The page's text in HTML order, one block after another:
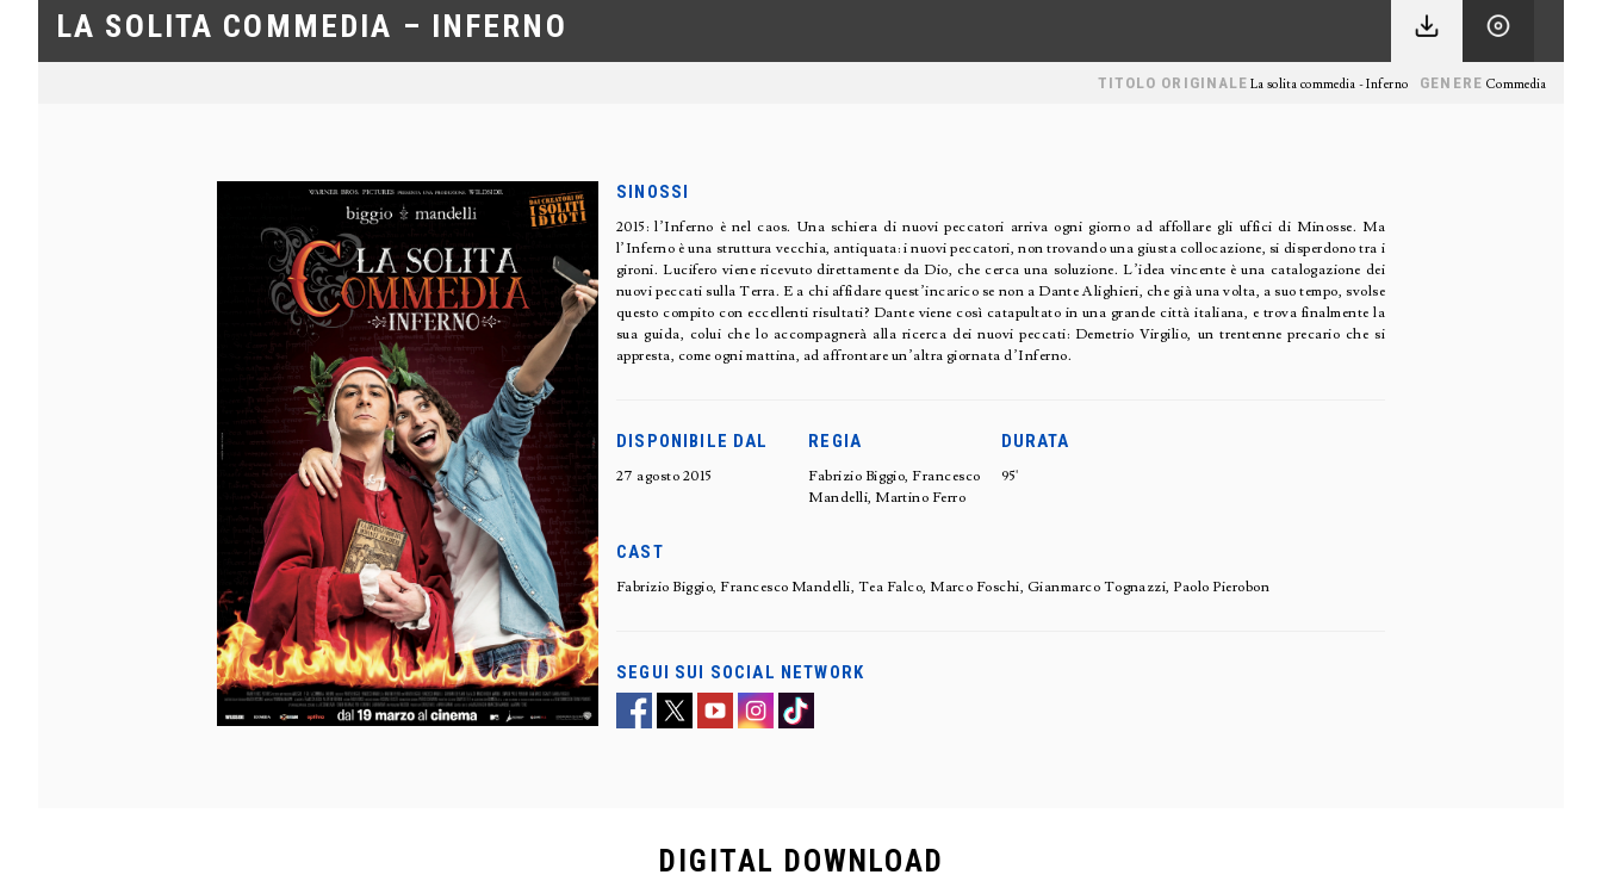
LA SOLITA COMMEDIA – INFERNO
GENERE Commedia
TITOLO ORIGINALE La solita commedia - Inferno
SINOSSI
2015: l’Inferno è nel caos. Una schiera di nuovi peccatori arriva ogni giorno ad affollare gli uffici di Minosse. Ma
l’Inferno è una struttura vecchia, antiquata: i nuovi peccatori, non trovando una giusta collocazione, si disperdono tra i
gironi. Lucifero viene ricevuto direttamente da Dio, che cerca una soluzione. L’idea vincente è una catalogazione dei
nuovi peccati sulla Terra. E a chi affidare quest’incarico se non a Dante Alighieri, che già una volta, a suo tempo, svolse
questo compito con eccellenti risultati? Dante viene così catapultato in una grande città italiana, e trova finalmente la
sua guida, colui che lo accompagnerà alla ricerca dei nuovi peccati: Demetrio Virgilio, un trentenne precario che si
appresta, come ogni mattina, ad affrontare un’altra giornata d’Inferno.
DISPONIBILE DAL
27 agosto 2015
REGIA
Fabrizio Biggio, Francesco
Mandelli, Martino Ferro
DURATA
95'
CAST
Fabrizio Biggio, Francesco Mandelli, Tea Falco, Marco Foschi, Gianmarco Tognazzi, Paolo Pierobon
SEGUI SUI SOCIAL NETWORK
DIGITAL DOWNLOAD